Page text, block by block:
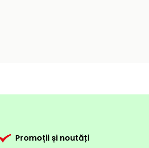
Promoții și noutăți